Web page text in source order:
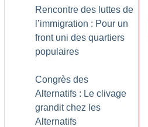
Rencontre des luttes de
l’immigration : Pour un
front uni des quartiers
populaires
Congrès des
Alternatifs : Le clivage
grandit chez les
Alternatifs